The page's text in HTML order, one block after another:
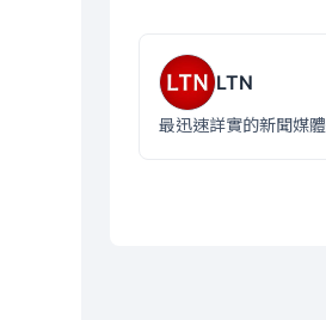
LTN
最迅速詳實的新聞媒體